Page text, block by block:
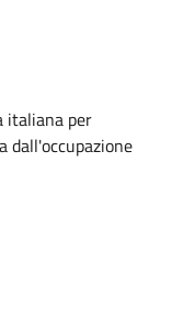
italiana per
dall'occupazione